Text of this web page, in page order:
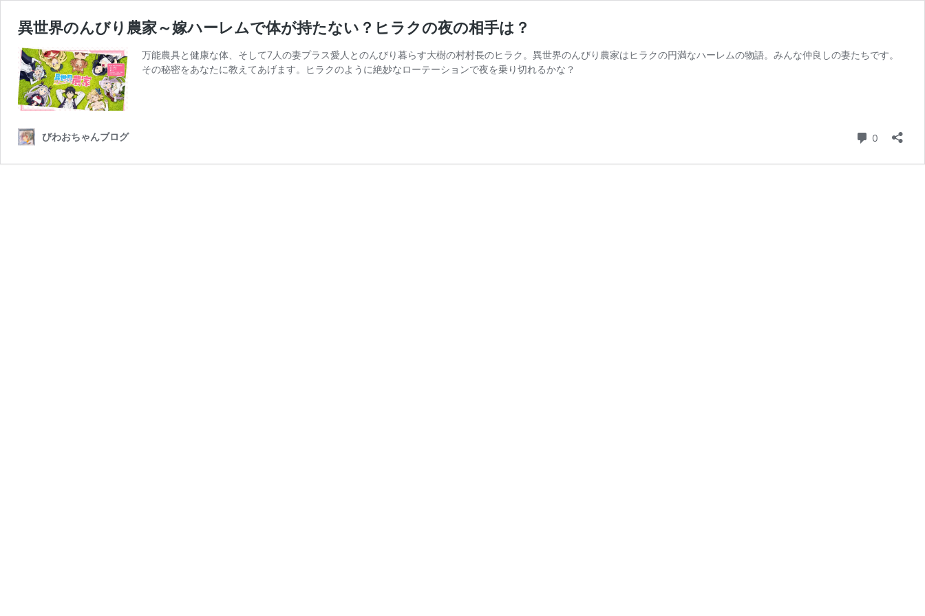
異世界のんびり農家～嫁ハーレムで体が持たない？ヒラクの夜の相手は？
万能農具と健康な体、そして7人の妻プラス愛人とのんびり暮らす大樹の村村長のヒラク。異世界のんびり農家はヒラクの円満なハーレムの物語。みんな仲良しの妻たちです。
その秘密をあなたに教えてあげます。ヒラクのように絶妙なローテーションで夜を乗り切れるかな？
びわおちゃんブログ 0 コメント